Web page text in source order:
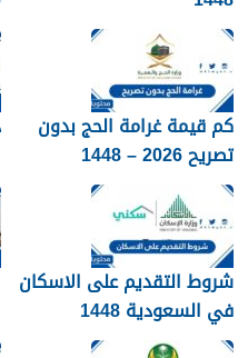
كم قيمة غرامة الحج بدون
تصريح 2026 – 1448
شروط التقديم على الاسكان
في السعودية 1448